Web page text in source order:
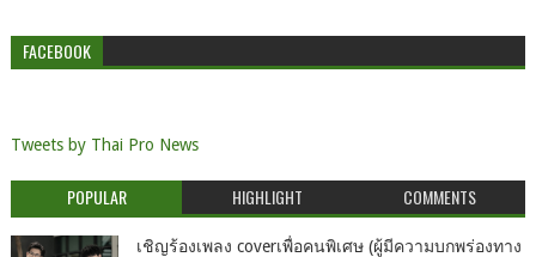
FACEBOOK
Tweets by Thai Pro News
POPULAR HIGHLIGHT COMMENTS
เชิญร้องเพลง coverเพื่อคนพิเศษ (ผู้มีความบกพร่องทาง